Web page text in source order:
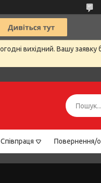
вихідний. Вашу
Співпраця Повернення/